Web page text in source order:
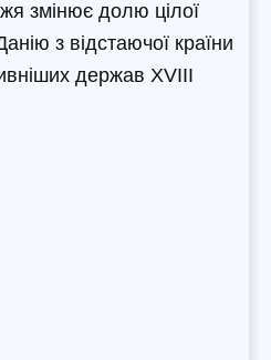
змінює долю цілої
з відстаючої країни
держав XVIII